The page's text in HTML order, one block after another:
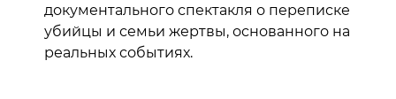
документального спектакля о переписке
убийцы и семьи жертвы, основанного на
реальных событиях.